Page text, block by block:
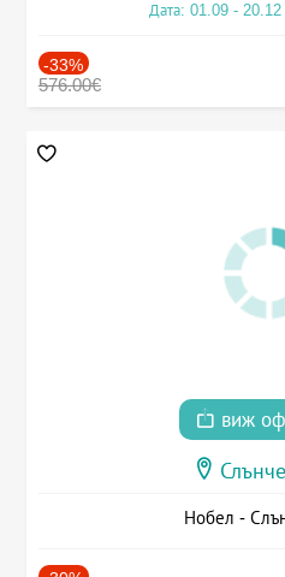
Дата: 01.09 - 20.12
-33%
576.00€
виж
Нобел -